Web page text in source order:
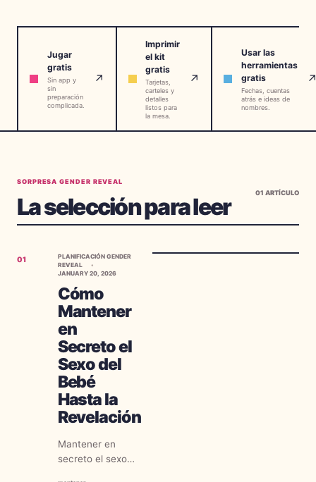
🇫🇷 🇪🇸ES
Jugar
gratis
Sin app y
sin
preparación
complicada.
↗
Imprimir
el kit
gratis
Tarjetas,
carteles y
detalles
listos para
la mesa.
↗
Usar las
herramientas
gratis
Fechas, cuentas
atrás e ideas de
nombres.
SORPRESA GENDER REVEAL
La selección para leer
01 ARTÍCULO
01
PLANIFICACIÓN GENDER
REVEAL
JANUARY 20, 2026
Cómo
Mantener
en
Secreto el
Sexo del
Bebé
Hasta la
Revelación
Mantener en
secreto el sexo